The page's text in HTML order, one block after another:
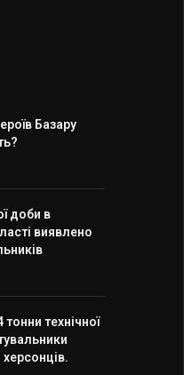
Базару
доби в
виявлено
тонни технічної